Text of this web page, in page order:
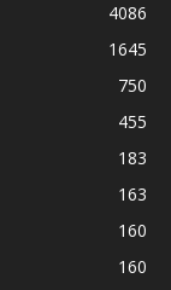
4086
1645
750
455
183
163
160
160